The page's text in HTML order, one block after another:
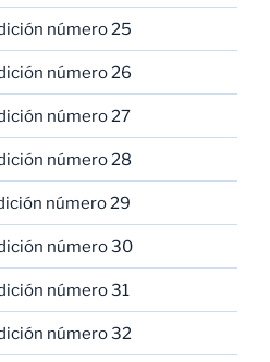
número 25
número 26
número 27
número 28
número 29
número 30
número 31
número 32